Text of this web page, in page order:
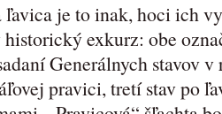
ľavica je to inak, hoci ich
exkurz: obe
Generálnych stavov
pravici, tretí stav po